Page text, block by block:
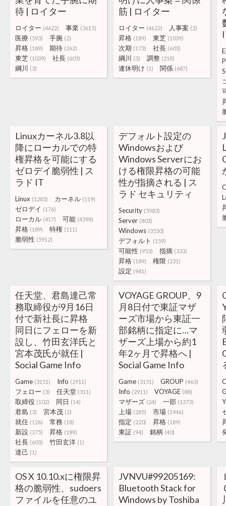
待 | ロイター
ロイター (4622) 事業 (3615)
医療 (593) 手腕 (2)
昇格 (189) 期待 (262)
東芝 (1039) 社長 (603)
綱川 (3)
筋 | ロイター
ロイター (4622) 人事案 (2)
昇格 (189) 東芝 (1039)
次期 (173) 社長 (603)
綱川 (3) 調整 (218)
連休明け (1) 関係 (687)
Linuxカーネル3.8以
降にローカルでの特
権昇格を可能にする
ゼロデイ脆弱性 | ス
ラド IT
Linux (1283) カーネル (119)
ゼロデイ (176)
ローカル (417) 可能 (4398)
昇格 (189) 特権 (111)
脆弱性 (5912)
デフォルト設定の
Windowsおよび
Windows Serverにお
ける権限昇格の可能
性が指摘される | ス
ラド セキュリティ
Security (5983)
Server (803)
Windows (3530)
デフォルト (159)
可能性 (953) 指摘 (333)
昇格 (189) 権限 (231)
設定 (941)
任天堂、君島達己常
務取締役が9月16日
付で新社長に昇格
同日にフェローを新
設し、竹田玄洋氏と
宮本茂氏が就任 |
Social Game Info
Game (3151) Info (2911)
フェロー (3) 任天堂 (311)
取締役 (102) 同日 (14)
君島 (3) 宮本茂 (2)
就任 (126) 常務 (18)
新設 (275) 昇格 (189)
社長 (603) 竹田玄洋 (1)
達己 (1)
VOYAGE GROUP、9
月8日付で東証マザ
ーズ市場から東証一
部銘柄に指定に…マ
ザーズ上場から約1
年2ヶ月で昇格へ |
Social Game Info
Game (3151) GROUP (463)
Info (2911) VOYAGE (88)
マザーズ (24) 一部 (1373)
上場 (285) 市場 (1946)
指定 (220) 昇格 (189)
東証 (94) 銘柄 (40)
OS X 10.10.xに権限昇
格の脆弱性、sudoers
ファイルを任意のユ
JVNVU#99205169:
Bluetooth Stack for
Windows by Toshiba